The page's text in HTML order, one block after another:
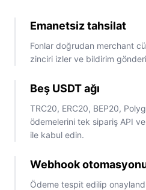
Emanetsiz tahsilat
Fonlar doğrudan merchant
zinciri izler ve bildirim
Beş USDT ağı
TRC20, ERC20, BEP20,
ödemelerini tek sipariş API
ile kabul edin.
Webhook
Ödeme tespit edilip